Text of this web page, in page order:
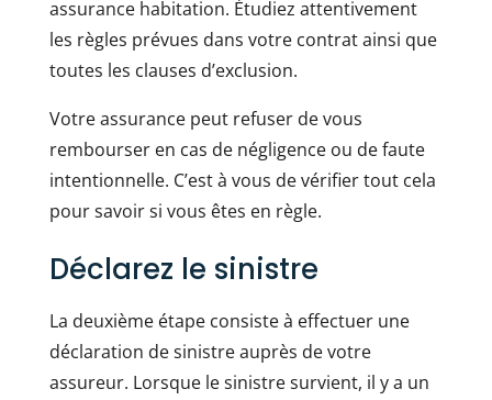
assurance habitation. Étudiez attentivement
les règles prévues dans votre contrat ainsi que
toutes les clauses d’exclusion.
Votre assurance peut refuser de vous
rembourser en cas de négligence ou de faute
intentionnelle. C’est à vous de vérifier tout cela
pour savoir si vous êtes en règle.
Déclarez le sinistre
La deuxième étape consiste à effectuer une
déclaration de sinistre auprès de votre
assureur. Lorsque le sinistre survient, il y a un